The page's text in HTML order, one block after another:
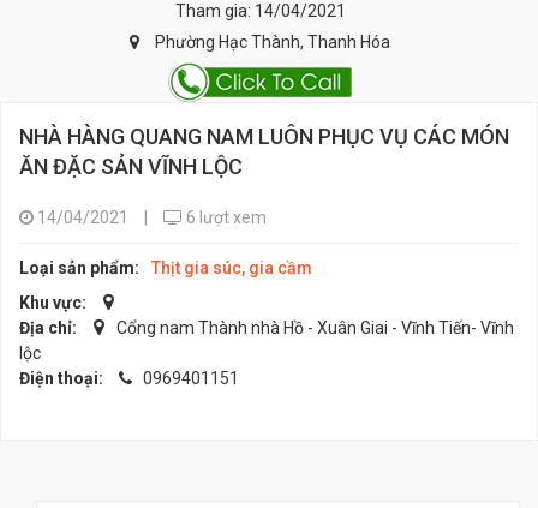
Tham gia: 14/04/2021
Phường Hạc Thành, Thanh Hóa
NHÀ HÀNG QUANG NAM LUÔN PHỤC VỤ CÁC MÓN
ĂN ĐẶC SẢN VĨNH LỘC
14/04/2021 6 lượt xem
Loại sản phẩm:
Thịt gia súc, gia cầm
Khu vực:
Địa chỉ:
Cổng nam Thành nhà Hồ - Xuân Giai - Vĩnh Tiến- Vĩnh
lộc
Điện thoại:
0969401151